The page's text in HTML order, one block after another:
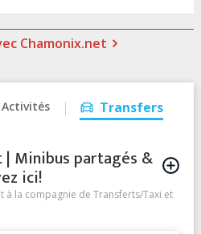
Chamonix.net
Activités Transfers
Minibus partagés &
ici!
à la compagnie de Transferts/Taxi et